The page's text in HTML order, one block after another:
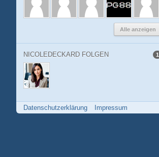
Alle anzeigen
NICOLEDECKARD FOLGEN 1
Datenschutzerklärung Impressum